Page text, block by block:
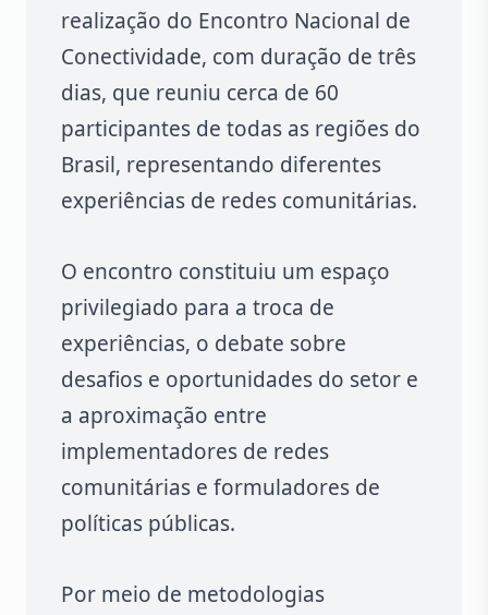
realização do Encontro Nacional de
Conectividade, com duração de três
dias, que reuniu cerca de 60
participantes de todas as regiões do
Brasil, representando diferentes
experiências de redes comunitárias.
O encontro constituiu um espaço
privilegiado para a troca de
experiências, o debate sobre
desafios e oportunidades do setor e
a aproximação entre
implementadores de redes
comunitárias e formuladores de
políticas públicas.
Por meio de metodologias